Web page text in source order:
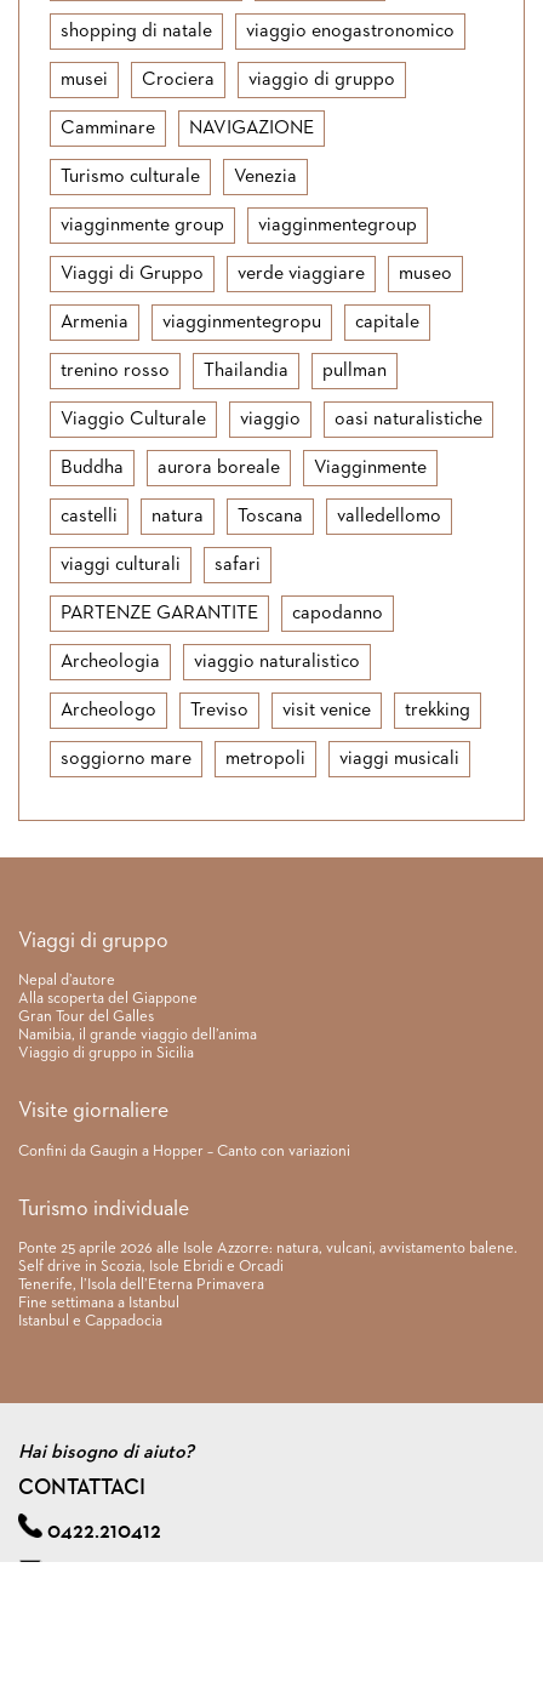
shopping di natale viaggio enogastronomico
musei Crociera viaggio di gruppo
Camminare NAVIGAZIONE
Turismo culturale Venezia
viagginmente group viagginmentegroup
Viaggi di Gruppo verde viaggiare museo
Armenia viagginmentegropu capitale
trenino rosso Thailandia pullman
Viaggio Culturale viaggio oasi naturalistiche
Buddha aurora boreale Viagginmente
castelli natura Toscana valledellomo
viaggi culturali safari
PARTENZE GARANTITE capodanno
Archeologia viaggio naturalistico
Archeologo Treviso visit venice trekking
soggiorno mare metropoli viaggi musicali
Link rapidi
Viaggi di gruppo
Nepal d’autore
Alla scoperta del Giappone
Gran Tour del Galles
Namibia, il grande viaggio dell’anima
Viaggio di gruppo in Sicilia
Visite giornaliere
Confini da Gaugin a Hopper – Canto con variazioni
Turismo individuale
Ponte 25 aprile 2026 alle Isole Azzorre: natura, vulcani, avvistamento balene.
Self drive in Scozia, Isole Ebridi e Orcadi
Tenerife, l’Isola dell’Eterna Primavera
Fine settimana a Istanbul
Istanbul e Cappadocia
Hai bisogno di aiuto?
CONTATTACI
0422.210412